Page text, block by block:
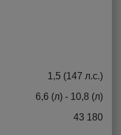
1,5 (147 л.с.)
6,6 (л) - 10,8 (л)
43 180